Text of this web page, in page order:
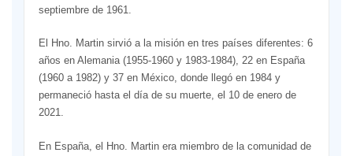
septiembre de 1961.
El Hno. Martin sirvió a la misión en tres países diferentes: 6
años en Alemania (1955-1960 y 1983-1984), 22 en España
(1960 a 1982) y 37 en México, donde llegó en 1984 y
permaneció hasta el día de su muerte, el 10 de enero de
2021.
En España, el Hno. Martin era miembro de la comunidad de